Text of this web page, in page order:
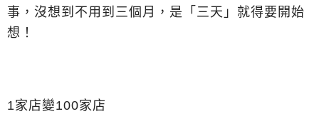
事，沒想到不用到三個月，是「三天」就得要開始
想！
1家店變100家店